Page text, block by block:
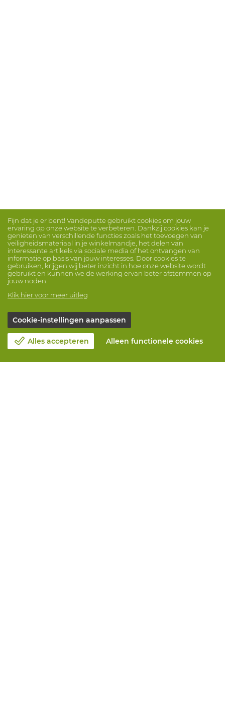
Fijn dat je er bent! Vandeputte gebruikt cookies om jouw
ervaring op onze website te verbeteren. Dankzij cookies kan je
genieten van verschillende functies zoals het toevoegen van
veiligheidsmateriaal in je winkelmandje, het delen van
interessante artikels via sociale media of het ontvangen van
informatie op basis van jouw interesses. Door cookies te
gebruiken, krijgen wij beter inzicht in hoe onze website wordt
gebruikt en kunnen we de werking ervan beter afstemmen op
jouw noden.
Klik hier voor meer uitleg
Cookie-instellingen aanpassen
Alles accepteren Alleen functionele cookies